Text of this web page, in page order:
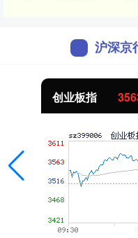
沪深京
创业板指